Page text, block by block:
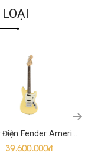
Guitar Điện Fender American Performer Mustang SS
39.600.000₫
prev